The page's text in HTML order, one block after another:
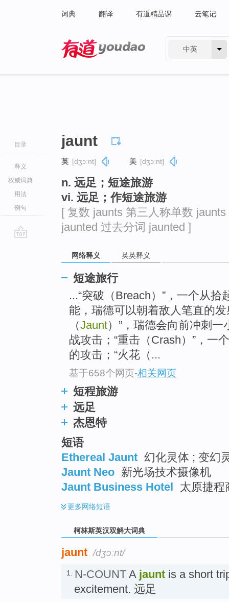
词典 翻译 有道精品课 云笔记
中英
目录
释义
权威词典
用法
例句
jaunt
英 [dʒɔːnt] 美 [dʒɔːnt]
n. 远足；短途旅游
vi. 远足；作短途旅游
[ 复数 jaunts 第三人称单数
jaunted 过去分词 jaunted ]
网络释义 英英释义
短途旅行
...“突破（Breach）”，一个从
能，瑞德可以朝着敌人笔直的
（Jaunt）”，瑞德会向前冲刺
战攻击；“重击（Crash）”，一
的攻击；“火花（...
基于658个网页-相关网页
短程旅游
远足
杰恩特
短语
Ethereal Jaunt 幻化灵体 ; 变幻
Jaunt Neo 新光场技术摄像机
Jaunt Business Hotel 太原捷程
更多网络短语
柯林斯英汉双解大词典
jaunt /dʒɔːnt/
1. N-COUNT A jaunt is a short
excitement. 远足